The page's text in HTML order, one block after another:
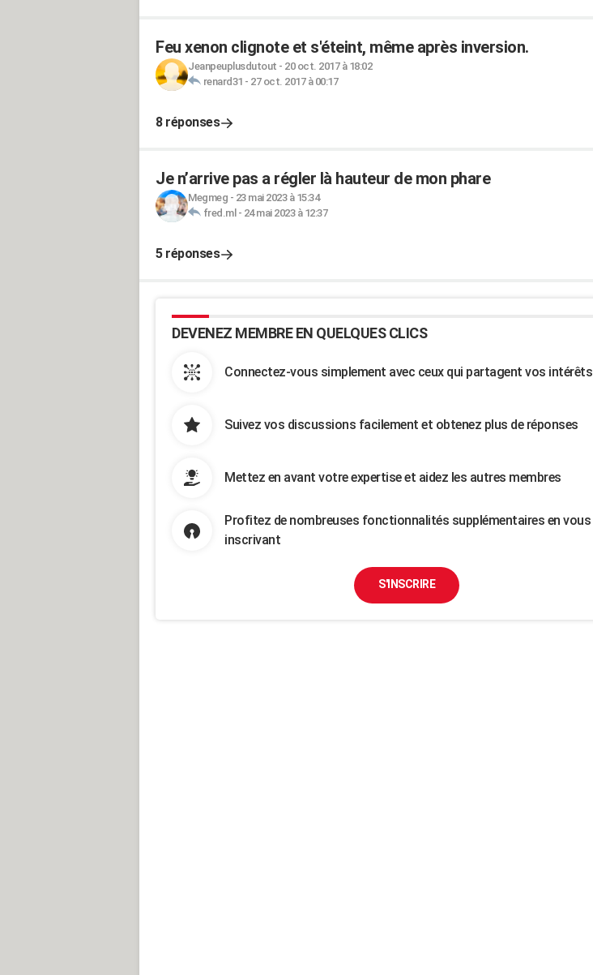
Feu xenon clignote et s'éteint, même après inversion.
Jeanpeuplusdutout - 20 oct. 2017 à 18:02
renard31 - 27 oct. 2017 à 00:17
8 réponses
Je n’arrive pas a régler là hauteur de mon phare
Megmeg - 23 mai 2023 à 15:34
fred.ml - 24 mai 2023 à 12:37
5 réponses
DEVENEZ MEMBRE EN QUELQUES CLICS
Connectez-vous simplement avec ceux qui partagent vos intérêts
Suivez vos discussions facilement et obtenez plus de réponses
Mettez en avant votre expertise et aidez les autres membres
Profitez de nombreuses fonctionnalités supplémentaires en vous
inscrivant
S'INSCRIRE